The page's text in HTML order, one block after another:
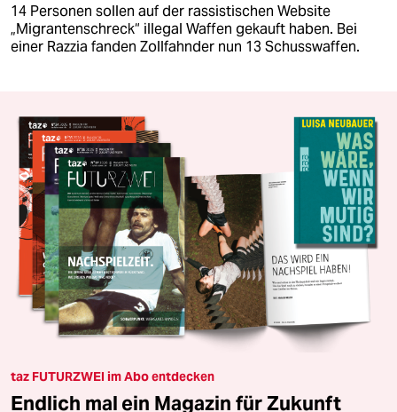
14 Personen sollen auf der rassistischen Website
„Migrantenschreck“ illegal Waffen gekauft haben. Bei
einer Razzia fanden Zollfahnder nun 13 Schusswaffen.
taz FUTURZWEI im Abo entdecken
Endlich mal ein Magazin für Zukunft